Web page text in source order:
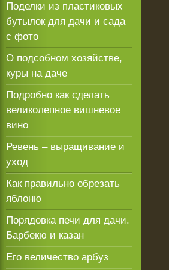
Поделки из пластиковых
бутылок для дачи и сада
с фото
О подсобном хозяйстве,
куры на даче
Подробно как сделать
великолепное вишневое
вино
Ревень – выращивание и
уход
Как правильно обрезать
яблоню
Порядовка печи для дачи.
Барбекю и казан
Его величество арбуз